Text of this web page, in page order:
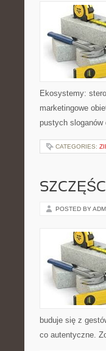
Ekosystemy:
marketingowe
pustych
CATEGORIES:
POSTED BY
buduje się z
co autentyczne.